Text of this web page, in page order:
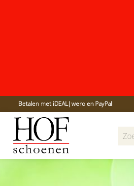
Betalen met iDEAL|wero en PayPal